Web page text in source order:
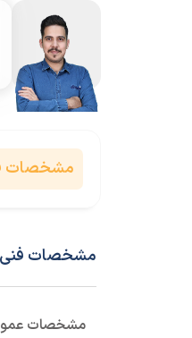
مشخصات
مشخصات فنی
مشخصات